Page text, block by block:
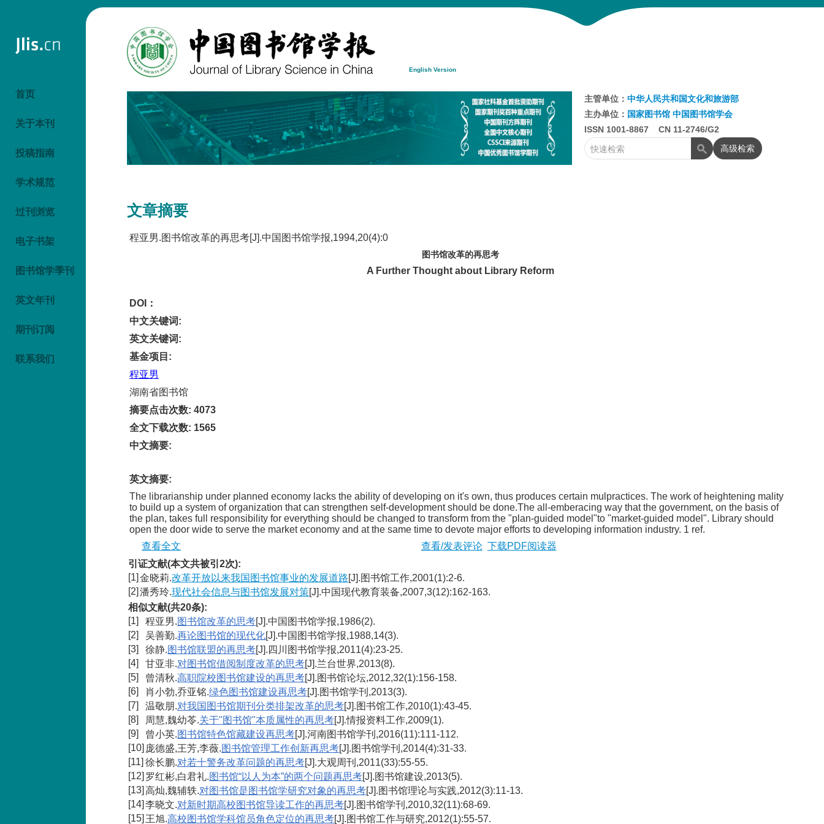
首页
关于本刊
投稿指南
学术规范
过刊浏览
电子书架
图书馆学季刊
英文年刊
期刊订阅
联系我们
English Version
主管单位： 中华人民共和国文化和旅游部
主办单位： 国家图书馆 中国图书馆学会
ISSN 1001-8867 CN 11-2746/G2
高级检索
文章摘要
程亚男.图书馆改革的再思考[J].中国图书馆学报,1994,20(4):0
图书馆改革的再思考
A Further Thought about Library Reform
DOI：
中文关键词:
英文关键词:
基金项目 :
程亚男
湖南省图书馆
摘要点击次数: 4073
全文下载次数: 1565
中文摘要:
英文摘要:
The librarianship under planned economy lacks the ability of developing on it's own, thus produces certain mulpractices. The work of heightening mality
to build up a system of organization that can strengthen self-development should be done.The all-emberacing way that the government, on the basis of
the plan, takes full responsibility for everything should be changed to transform from the "plan-guided model"to "market-guided model". Library should
open the door wide to serve the market economy and at the same time to devote major efforts to developing information industry. 1 ref.
查看全文
查看/发表评论 下载PDF阅读器
引证文献(本文共被引2次):
[1] 金晓莉.改革开放以来我国图书馆事业的发展道路[J].图书馆工作,2001(1):2-6.
[2] 潘秀玲.现代社会信息与图书馆发展对策[J].中国现代教育装备,2007,3(12):162-163.
相似文献(共20条):
[1]
程亚男.图书馆改革的思考[J].中国图书馆学报,1986(2).
[2]
吴善勤.再论图书馆的现代化[J].中国图书馆学报,1988,14(3).
[3]
徐静.图书馆联盟的再思考[J].四川图书馆学报,2011(4):23-25.
[4]
甘亚非.对图书馆借阅制度改革的思考[J].兰台世界,2013(8).
[5]
曾清秋.高职院校图书馆建设的再思考[J].图书馆论坛,2012,32(1):156-158.
[6]
肖小勃,乔亚铭.绿色图书馆建设再思考[J].图书馆学刊,2013(3).
[7]
温敬朋.对我国图书馆期刊分类排架改革的思考[J].图书馆工作,2010(1):43-45.
[8]
周慧,魏幼苓.关于"图书馆"本质属性的再思考[J].情报资料工作,2009(1).
[9]
曾小英.图书馆特色馆藏建设再思考[J].河南图书馆学刊,2016(11):111-112.
[10] 庞德盛,王芳,李薇.图书馆管理工作创新再思考[J].图书馆学刊,2014(4):31-33.
[11] 徐长鹏.对若十警务改革问题的再思考[J].大观周刊,2011(33):55-55.
[12] 罗红彬,白君礼.图书馆“以人为本”的两个问题再思考[J].图书馆建设,2013(5).
[13] 高灿,魏辅轶.对图书馆是图书馆学研究对象的再思考[J].图书馆理论与实践,2012(3):11-13.
[14] 李晓文.对新时期高校图书馆导读工作的再思考[J].图书馆学刊,2010,32(11):68-69.
[15] 王旭.高校图书馆学科馆员角色定位的再思考[J].图书馆工作与研究,2012(1):55-57.